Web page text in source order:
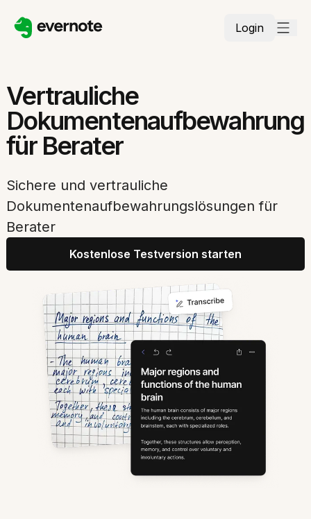
Login
Vertrauliche
Dokumentenaufbewahrung
für Berater
Sichere und vertrauliche
Dokumentenaufbewahrungslösungen für
Berater
Kostenlose Testversion starten